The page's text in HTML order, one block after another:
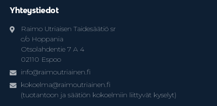
Yhteystiedot
Raimo Utriaisen Taidesäätiö sr
c/o Hoppania
Otsolahdentie 7 A 4
02110 Espoo
info@raimoutriainen.fi
kokoelma@raimoutriainen.fi
(tuotantoon ja säätiön kokoelmiin liittyvät kyselyt)